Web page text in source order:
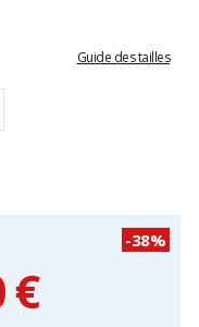
Guide des tailles
-38%
€